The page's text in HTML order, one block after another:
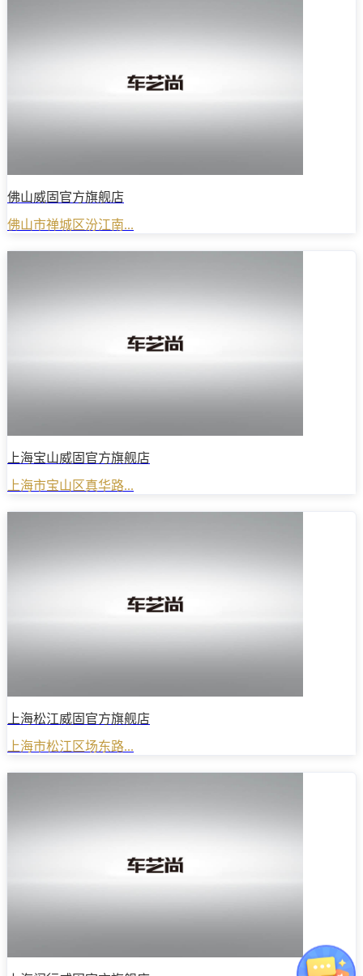
佛山威固官方旗舰店
佛山市禅城区汾江南...
上海宝山威固官方旗舰店
上海市宝山区真华路...
上海松江威固官方旗舰店
上海市松江区场东路...